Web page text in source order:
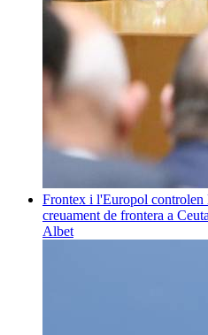
Frontex i l'Europol controlen
creuament de frontera a
Albet